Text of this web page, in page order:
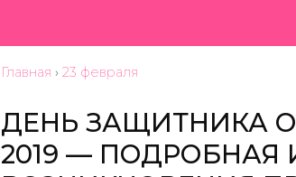
Главная ›23 февраля
ДЕНЬ ЗАЩИТНИКА
2019 — ПОДРОБНАЯ